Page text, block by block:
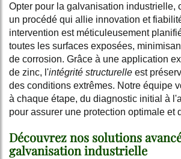
Opter pour la galvanisation industrielle,
un procédé qui allie innovation et
intervention est méticuleusement
toutes les surfaces exposées,
de corrosion. Grâce à une application
de zinc, l'intégrité structurelle est
des conditions extrêmes. Notre équipe
à chaque étape, du diagnostic initial à
pour assurer une protection optimale et
Découvrez nos solutions
galvanisation industrielle